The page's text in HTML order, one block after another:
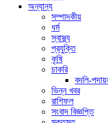
অন্যান্য
সম্পাদকীয়
ধর্ম
স্বাস্থ্য
প্রযুক্তি
কৃষি
চাকরি
বদলি-
ভিন্ন খবর
রাশিফল
সংবাদ বিজ্ঞপ্তি